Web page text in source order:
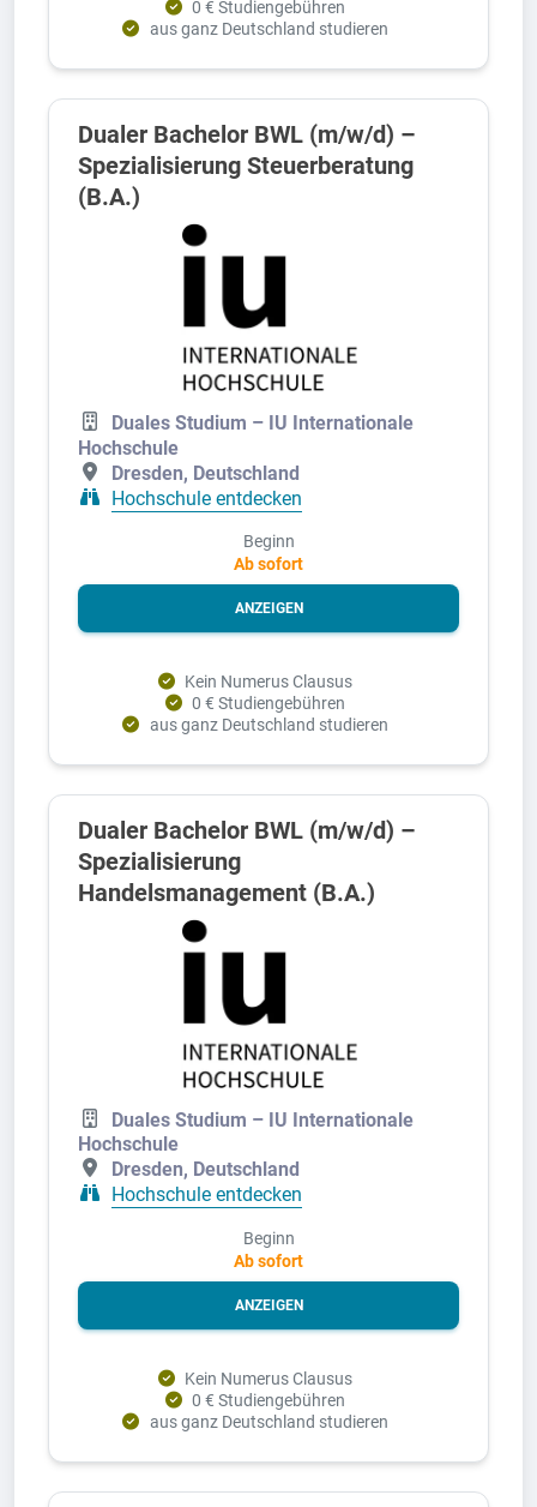
0 € Studiengebühren
aus ganz Deutschland studieren
Dualer Bachelor BWL (m/w/d) –
Spezialisierung Steuerberatung
(B.A.)
Duales Studium – IU Internationale
Hochschule
Dresden, Deutschland
Hochschule entdecken
Beginn
Ab sofort
ANZEIGEN
Kein Numerus Clausus
0 € Studiengebühren
aus ganz Deutschland studieren
Dualer Bachelor BWL (m/w/d) –
Spezialisierung
Handelsmanagement (B.A.)
Duales Studium – IU Internationale
Hochschule
Dresden, Deutschland
Hochschule entdecken
Beginn
Ab sofort
ANZEIGEN
Kein Numerus Clausus
0 € Studiengebühren
aus ganz Deutschland studieren